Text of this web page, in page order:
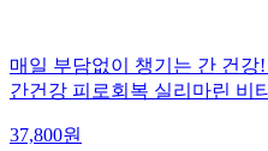
매일 부담없이 챙기는 간 건강
간건강 피로회복 실리마린 비
37,800원